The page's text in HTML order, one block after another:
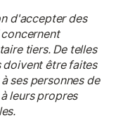
d'accepter des
tiers. De telles
être faites
ses personnes de
leurs propres